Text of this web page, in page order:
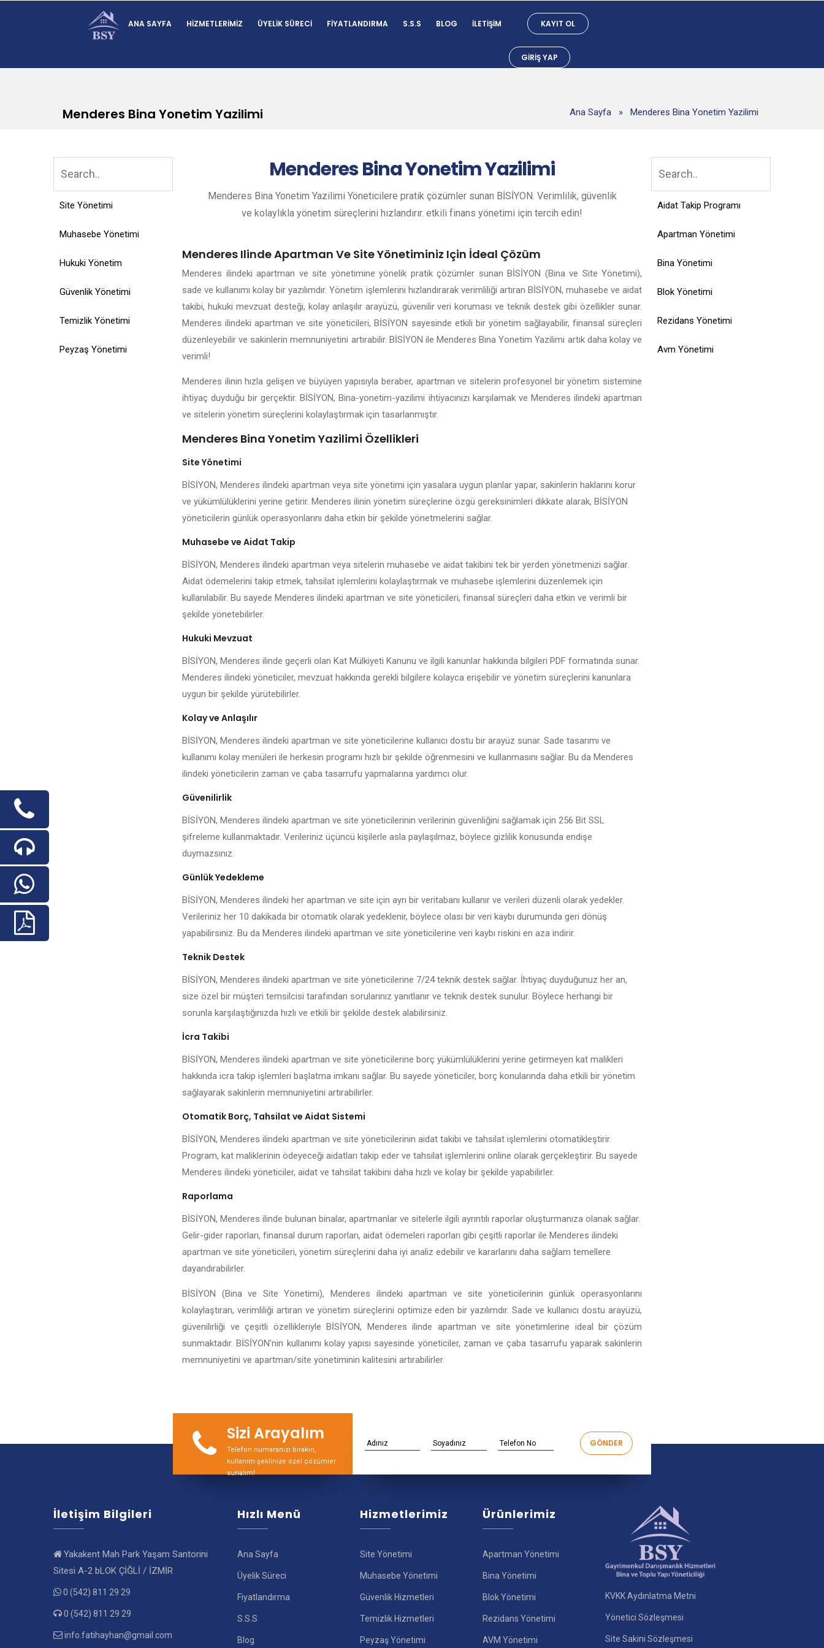
ANA SAYFA HIZMETLERIMIZ ÜYELIK SÜRECI FIYATLANDIRMA S.S.S BLOG İLETIŞIM KAYIT OL
GIRIŞ YAP
Menderes Bina Yonetim Yazilimi Ana Sayfa » Menderes Bina Yonetim Yazilimi
Site Yönetimi
Muhasebe Yönetimi
Hukuki Yönetim
Güvenlik Yönetimi
Temizlik Yönetimi
Peyzaş Yönetimi
MenderesBina Yonetim Yazilimi
Menderes Bina Yonetim Yazilimi Yöneticilere pratik çözümler sunan BİSİYON. Verimlilik, güvenlik
ve kolaylıkla yönetim süreçlerini hızlandırır. etkili finans yönetimi için tercih edin!
Menderes Ilinde Apartman Ve Site Yönetiminiz Için İdeal Çözüm
Menderes ilindeki apartman ve site yönetimine yönelik pratik çözümler sunan BİSİYON (Bina ve Site Yönetimi),
sade ve kullanımı kolay bir yazılımdır. Yönetim işlemlerini hızlandırarak verimliliği artıran BİSİYON, muhasebe ve aidat
takibi, hukuki mevzuat desteği, kolay anlaşılır arayüzü, güvenilir veri koruması ve teknik destek gibi özellikler sunar.
Menderes ilindeki apartman ve site yöneticileri, BİSİYON sayesinde etkili bir yönetim sağlayabilir, finansal süreçleri
düzenleyebilir ve sakinlerin memnuniyetini artırabilir. BİSİYON ile Menderes Bina Yonetim Yazilimi artık daha kolay ve
verimli!
Menderes ilinin hızla gelişen ve büyüyen yapısıyla beraber, apartman ve sitelerin profesyonel bir yönetim sistemine
ihtiyaç duyduğu bir gerçektir. BİSİYON, Bina-yonetim-yazilimi ihtiyacınızı karşılamak ve Menderes ilindeki apartman
ve sitelerin yönetim süreçlerini kolaylaştırmak için tasarlanmıştır.
Menderes Bina Yonetim Yazilimi Özellikleri
Site Yönetimi
BİSİYON, Menderes ilindeki apartman veya site yönetimi için yasalara uygun planlar yapar, sakinlerin haklarını korur
ve yükümlülüklerini yerine getirir. Menderes ilinin yönetim süreçlerine özgü gereksinimleri dikkate alarak, BİSİYON
yöneticilerin günlük operasyonlarını daha etkin bir şekilde yönetmelerini sağlar.
Muhasebe ve Aidat Takip
BİSİYON, Menderes ilindeki apartman veya sitelerin muhasebe ve aidat takibini tek bir yerden yönetmenizi sağlar.
Aidat ödemelerini takip etmek, tahsilat işlemlerini kolaylaştırmak ve muhasebe işlemlerini düzenlemek için
kullanılabilir. Bu sayede Menderes ilindeki apartman ve site yöneticileri, finansal süreçleri daha etkin ve verimli bir
şekilde yönetebilirler.
Hukuki Mevzuat
BİSİYON, Menderes ilinde geçerli olan Kat Mülkiyeti Kanunu ve ilgili kanunlar hakkında bilgileri PDF formatında sunar.
Menderes ilindeki yöneticiler, mevzuat hakkında gerekli bilgilere kolayca erişebilir ve yönetim süreçlerini kanunlara
uygun bir şekilde yürütebilirler.
Kolay ve Anlaşılır
BİSİYON, Menderes ilindeki apartman ve site yöneticilerine kullanıcı dostu bir arayüz sunar. Sade tasarımı ve
kullanımı kolay menüleri ile herkesin programı hızlı bir şekilde öğrenmesini ve kullanmasını sağlar. Bu da Menderes
ilindeki yöneticilerin zaman ve çaba tasarrufu yapmalarına yardımcı olur.
Güvenilirlik
BİSİYON, Menderes ilindeki apartman ve site yöneticilerinin verilerinin güvenliğini sağlamak için 256 Bit SSL
şifreleme kullanmaktadır. Verileriniz üçüncü kişilerle asla paylaşılmaz, böylece gizlilik konusunda endişe
duymazsınız.
Günlük Yedekleme
BİSİYON, Menderes ilindeki her apartman ve site için ayrı bir veritabanı kullanır ve verileri düzenli olarak yedekler.
Verileriniz her 10 dakikada bir otomatik olarak yedeklenir, böylece olası bir veri kaybı durumunda geri dönüş
yapabilirsiniz. Bu da Menderes ilindeki apartman ve site yöneticilerine veri kaybı riskini en aza indirir.
Teknik Destek
BİSİYON, Menderes ilindeki apartman ve site yöneticilerine 7/24 teknik destek sağlar. İhtiyaç duyduğunuz her an,
size özel bir müşteri temsilcisi tarafından sorularınız yanıtlanır ve teknik destek sunulur. Böylece herhangi bir
sorunla karşılaştığınızda hızlı ve etkili bir şekilde destek alabilirsiniz.
İcra Takibi
BİSİYON, Menderes ilindeki apartman ve site yöneticilerine borç yükümlülüklerini yerine getirmeyen kat malikleri
hakkında icra takip işlemleri başlatma imkanı sağlar. Bu sayede yöneticiler, borç konularında daha etkili bir yönetim
sağlayarak sakinlerin memnuniyetini artırabilirler.
Otomatik Borç, Tahsilat ve Aidat Sistemi
BİSİYON, Menderes ilindeki apartman ve site yöneticilerinin aidat takibi ve tahsilat işlemlerini otomatikleştirir.
Program, kat maliklerinin ödeyeceği aidatları takip eder ve tahsilat işlemlerini online olarak gerçekleştirir. Bu sayede
Menderes ilindeki yöneticiler, aidat ve tahsilat takibini daha hızlı ve kolay bir şekilde yapabilirler.
Raporlama
BİSİYON, Menderes ilinde bulunan binalar, apartmanlar ve sitelerle ilgili ayrıntılı raporlar oluşturmanıza olanak sağlar.
Gelir-gider raporları, finansal durum raporları, aidat ödemeleri raporları gibi çeşitli raporlar ile Menderes ilindeki
apartman ve site yöneticileri, yönetim süreçlerini daha iyi analiz edebilir ve kararlarını daha sağlam temellere
dayandırabilirler.
BİSİYON (Bina ve Site Yönetimi), Menderes ilindeki apartman ve site yöneticilerinin günlük operasyonlarını
kolaylaştıran, verimliliği artıran ve yönetim süreçlerini optimize eden bir yazılımdır. Sade ve kullanıcı dostu arayüzü,
güvenilirliği ve çeşitli özellikleriyle BİSİYON, Menderes ilinde apartman ve site yönetimlerine ideal bir çözüm
sunmaktadır. BİSİYON'nin kullanımı kolay yapısı sayesinde yöneticiler, zaman ve çaba tasarrufu yaparak sakinlerin
memnuniyetini ve apartman/site yönetiminin kalitesini artırabilirler.
Aidat Takip Programı
Apartman Yönetimi
Bina Yönetimi
Blok Yönetimi
Rezidans Yönetimi
Avm Yönetimi
Sizi Arayalım
Telefon numaranızı bırakın,
kullanım şeklinize özel çözümler
sunalım!
İletişim Bilgileri
Yakakent Mah Park Yaşam Santorini
Sitesi A-2 bLOK ÇİĞLİ / İZMİR
0 (542) 811 29 29
0 (542) 811 29 29
info.fatihayhan@gmail.com
Hızlı Menü
Ana Sayfa
Üyelik Süreci
Fiyatlandırma
S.S.S
Blog
Hizmetlerimiz
Site Yönetimi
Muhasebe Yönetimi
Güvenlik Hizmetleri
Temizlik Hizmetleri
Peyzaş Yönetimi
Ürünlerimiz
Apartman Yönetimi
Bina Yönetimi
Blok Yönetimi
Rezidans Yönetimi
AVM Yönetimi
KVKK Aydınlatma Metni
Yönetici Sözleşmesi
Site Sakini Sözleşmesi